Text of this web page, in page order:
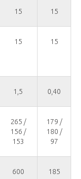
15 15
15 15
1,5 0,40
265 /
156 /
153
179 /
180 /
97
600 185